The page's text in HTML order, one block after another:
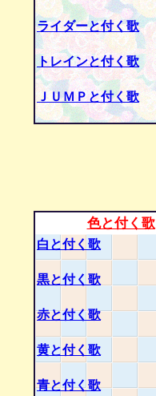
ライダーと付く歌
トレインと付く歌
ＪＵＭＰと付く歌
色と付く歌
白と付く歌
黒と付く歌
赤と付く歌
黄と付く歌
青と付く歌